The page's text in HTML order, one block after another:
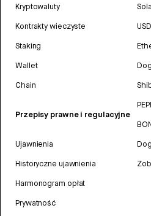
Kryptowaluty
Kontrakty wieczyste
Staking
Wallet
Chain
Przepisy prawne i regulacyjne
Ujawnienia
Historyczne ujawnienia
Harmonogram opłat
Prywatność